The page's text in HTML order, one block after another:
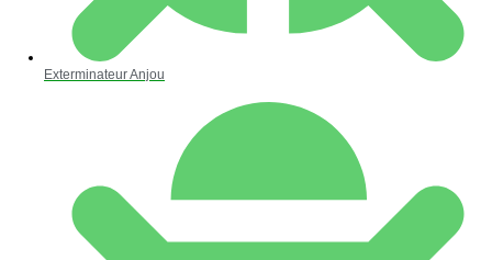
Exterminateur Anjou